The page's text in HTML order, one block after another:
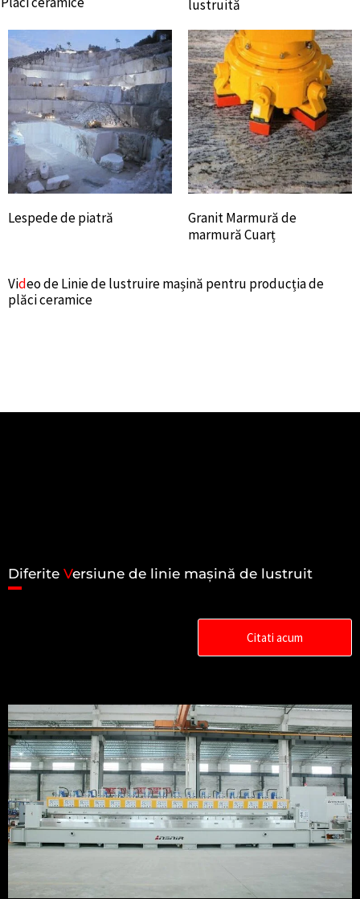
lustruită
Lespede de piatră
Granit Marmură de
marmură Cuarț
Video de Linie de lustruire mașină pentru producția de
plăci ceramice
Diferite Versiune de linie mașină de lustruit
Citati acum